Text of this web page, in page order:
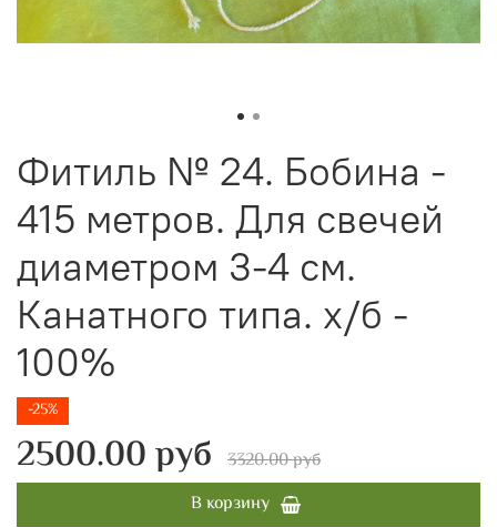
Фитиль № 24. Бобина -
415 метров. Для свечей
диаметром 3-4 см.
Канатного типа. х/б -
100%
-25%
2500.00 руб 3320.00 руб
В корзину